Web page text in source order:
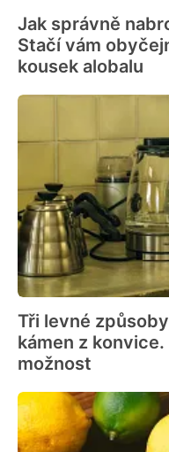
Jak správně
Stačí vám
kousek alobalu
Tři levné
kámen z
možnost